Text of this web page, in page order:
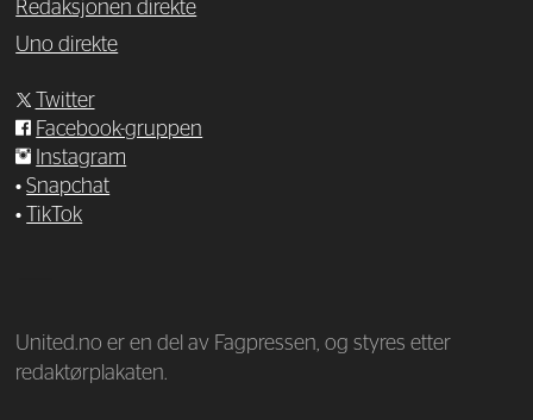
Redaksjonen direkte
Uno direkte
Twitter
Facebook-gruppen
Instagram
•Snapchat
•
TikTok
United.no er en del av Fagpressen, og styres etter
redaktørplakaten.